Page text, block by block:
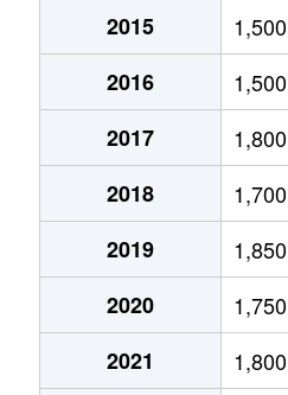
北１０条東
1,900万円
北１２条東
1,800万円
北１２条東
2,700万円
北１２条東
2,300万円
北１３条東
3,800万円
北１３条東
2,100万円
北１４条東
1,700万円
2015
1,500
2016
1,500
2017
1,800
2018
1,700
2019
1,850
2020
1,750
2021
1,800